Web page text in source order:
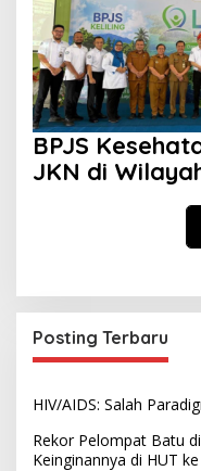
BPJS
JKN di
Posting Terbaru
HIV/AIDS: Salah
Rekor Pelompat Batu
Keinginannya di HUT